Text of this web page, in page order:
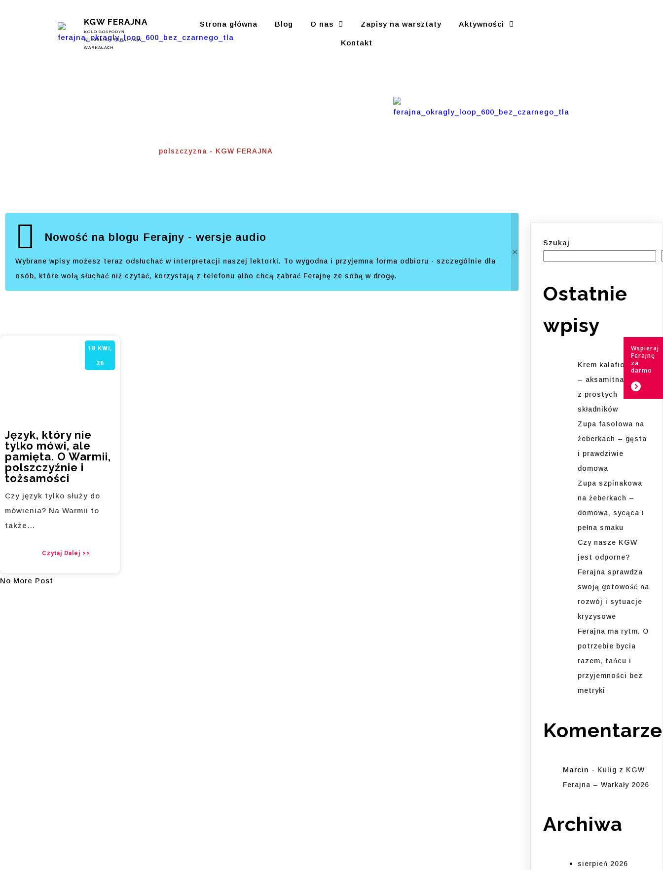
KGW FERAJNA
KOŁO GOSPODYŃ
WIEJSKICH FERAJNA W
WARKAŁACH
Strona główna Blog O nas Zapisy na warsztaty Aktywności
Kontakt
polszczyzna - KGW FERAJNA
Nowość na blogu Ferajny - wersje audio
Wybrane wpisy możesz teraz odsłuchać w interpretacji naszej lektorki. To wygodna i przyjemna forma odbioru - szczególnie dla
osób, które wolą słuchać niż czytać, korzystają z telefonu albo chcą zabrać Ferajnę ze sobą w drogę.
Język, który nie
tylko mówi, ale
pamięta. O Warmii,
polszczyźnie i
tożsamości
18 KWI,
26
Czy język tylko służy do
mówienia? Na Warmii to
także…
Czytaj Dalej >>
No More Post
Szukaj
Ostatnie
wpisy
Krem kalafiorowy
– aksamitna zupa
z prostych
składników
Zupa fasolowa na
żeberkach – gęsta
i prawdziwie
domowa
Zupa szpinakowa
na żeberkach –
domowa, sycąca i
pełna smaku
Czy nasze KGW
jest odporne?
Ferajna sprawdza
swoją gotowość na
rozwój i sytuacje
kryzysowe
Ferajna ma rytm. O
potrzebie bycia
razem, tańcu i
przyjemności bez
metryki
Komentarze
Marcin - Kulig z KGW
Ferajna – Warkały 2026
Archiwa
sierpień 2026
Wspieraj
Ferajnę
za
darmo